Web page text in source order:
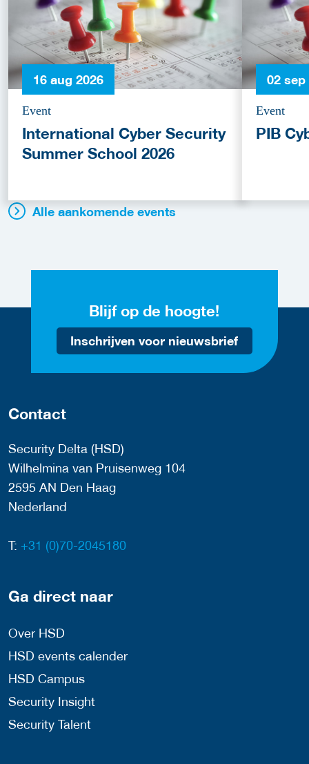
16 aug 2026
Event
International Cyber Security
Summer School 2026
02 sep
Event
PIB
Alle aankomende events
Blijf op de hoogte!
Inschrijven voor nieuwsbrief
Contact
Security Delta (HSD)
Wilhelmina van Pruisenweg 104
2595 AN Den Haag
Nederland
T: +31 (0)70-2045180
Ga direct naar
Over HSD
HSD events calender
HSD Campus
Security Insight
Security Talent